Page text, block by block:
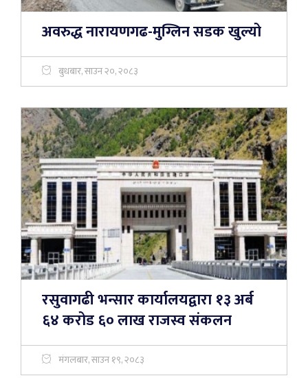
अवरुद्ध नारायणगढ-मुग्लिन सडक खुल्यो
बुधबार, साउन २०, २०८३
रसुवागढी भन्सार कार्यालयद्वारा १३ अर्ब
६४ करोड ६० लाख राजस्व संकलन
मंगलबार, साउन १९, २०८३